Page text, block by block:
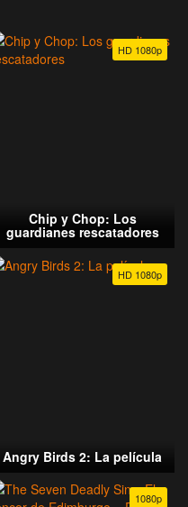
HD 1080p
Chip y Chop: Los
guardianes rescatadores
HD 1080p
Angry Birds 2: La película
1080p